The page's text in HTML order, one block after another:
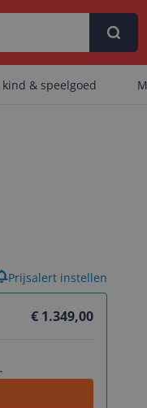
kind & speelgoed
€ 1.349,00
Prijsalert instellen